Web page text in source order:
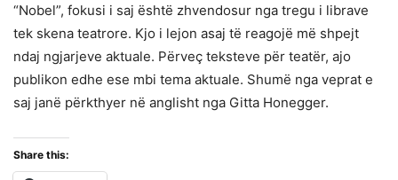
“Nobel”, fokusi i saj është zhvendosur nga tregu i librave
tek skena teatrore. Kjo i lejon asaj të reagojë më shpejt
ndaj ngjarjeve aktuale. Përveç teksteve për teatër, ajo
publikon edhe ese mbi tema aktuale. Shumë nga veprat e
saj janë përkthyer në anglisht nga Gitta Honegger.
Share this: